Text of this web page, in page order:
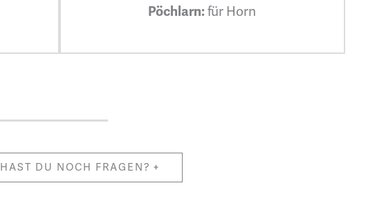
Pöchlarn: für Horn
HAST DU NOCH FRAGEN?